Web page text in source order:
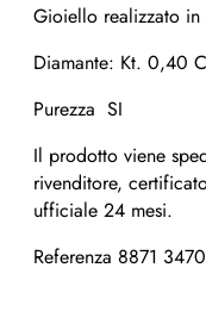
Gioiello realizzato
Diamante: Kt. 0,40
Purezza SI
Il prodotto viene
rivenditore,
ufficiale 24 mesi.
Referenza 8871 3470